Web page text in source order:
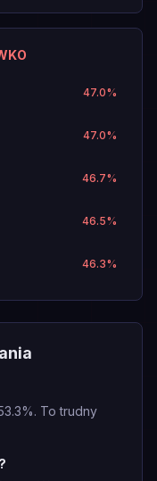
47.0%
47.0%
46.7%
46.5%
46.3%
To trudny